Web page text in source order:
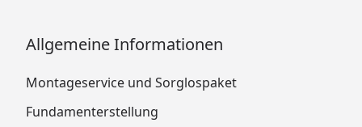
Allgemeine Informationen
Montageservice und Sorglospaket
Fundamenterstellung